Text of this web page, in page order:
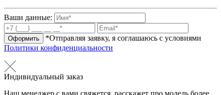
Ваши данные:
Оформить
*Отправляя заявку, я соглашаюсь с условиями
Политики конфиденциальности
Индивидуальный заказ
Наш менеджер с вами свяжется, расскажет про модель более